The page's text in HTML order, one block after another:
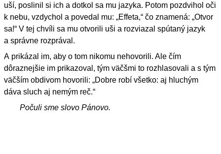
uší, poslinil si ich a dotkol sa mu jazyka. Potom pozdvihol oči
k nebu, vzdychol a povedal mu: „Effeta,“ čo znamená: „Otvor
sa!“ V tej chvíli sa mu otvorili uši a rozviazal spútaný jazyk
a správne rozprával.
A prikázal im, aby o tom nikomu nehovorili. Ale čím
dôraznejšie im prikazoval, tým väčšmi to rozhlasovali a s tým
väčším obdivom hovorili: „Dobre robí všetko: aj hluchým
dáva sluch aj nemým reč.“
Počuli sme slovo Pánovo.